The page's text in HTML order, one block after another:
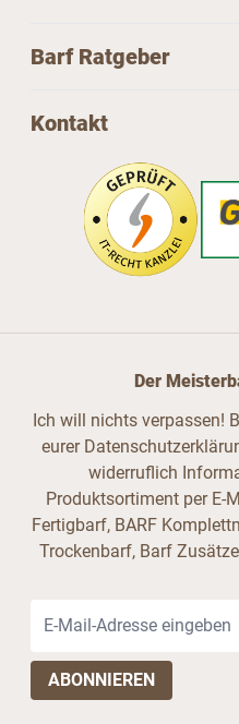
Barf Ratgeber
Kontakt
Der
Ich will nichts verpassen!
eurer
widerruflich
Produktsortiment per E-
Fertigbarf, BARF
Trockenbarf, Barf